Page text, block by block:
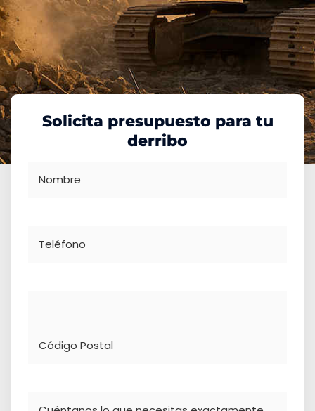
Solicita presupuesto para tu
derribo